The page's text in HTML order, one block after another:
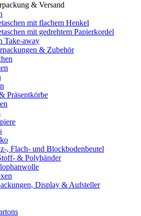
& Versand
mit flachem Henkel
mit gedrehtem Papierkordel
Take-away
& Zubehör
Präsentkörbe
, Flach- und Blockbodenbeutel
& Polybänder
Display & Aufsteller